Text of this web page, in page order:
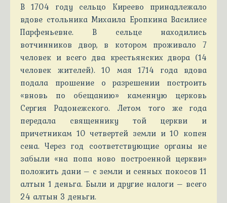
В 1704 году сельцо Киреево принадлежало
вдове стольника Михаила Еропкина Василисе
Парфеньевне. В сельце находились
вотчинников двор, в котором проживало 7
человек и всего два крестьянских двора (14
человек жителей). 10 мая 1714 года вдова
подала прошение о разрешении построить
«вновь по обещанию» каменную церковь
Сергия Радонежского. Летом того же года
передала священнику той церкви и
причетникам 10 четвертей земли и 10 копен
сена. Через год соответствующие органы не
забыли «на попа ново построенной церкви»
положить дани – с земли и сенных покосов 11
алтын 1 деньга. Были и другие налоги – всего
24 алтын 3 деньги.